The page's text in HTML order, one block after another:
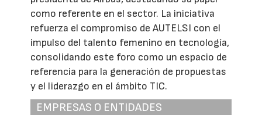
como referente en el sector. La iniciativa
refuerza el compromiso de AUTELSI con el
impulso del talento femenino en tecnología,
consolidando este foro como un espacio de
referencia para la generación de propuestas
y el liderazgo en el ámbito TIC.
EMPRESAS O ENTIDADES